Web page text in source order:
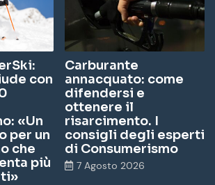
con
«Un
per un
che
più
Carburante
annacquato: come
difendersi e
ottenere il
risarcimento. I
consigli degli esperti
di Consumerismo
7 Agosto 2026